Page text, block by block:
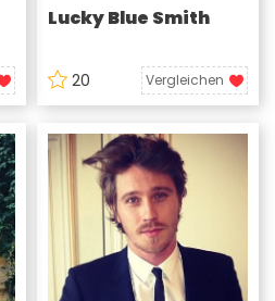
Lucky Blue Smith
20 Vergleichen